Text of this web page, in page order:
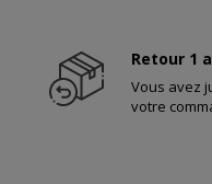
Retour 1
Vous avez
votre